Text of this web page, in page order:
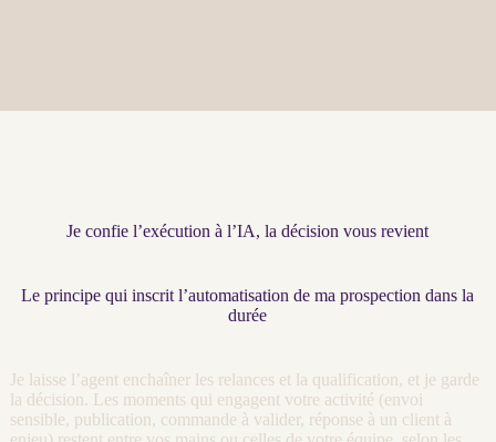
Je confie l’exécution à l’IA, la décision vous revient
Le principe qui inscrit l’automatisation de ma prospection dans la
durée
Je laisse l’agent enchaîner les relances et la qualification, et je garde
la décision. Les moments qui engagent votre activité (envoi
sensible, publication, commande à valider, réponse à un client à